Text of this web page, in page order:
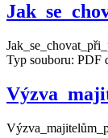
Typ souboru: PDF